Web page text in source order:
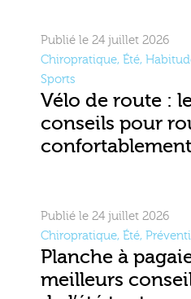
Publié le 24 juillet 2026
Chiropratique, Été,
Sports
Vélo de route :
conseils pour
Publié le 24 juillet 2026
Chiropratique, Été,
Planche à
meilleurs